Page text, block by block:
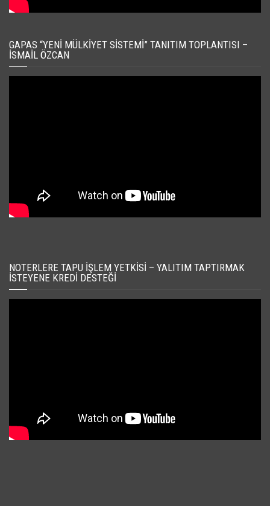
GAPAS “YENI MÜLKIYET SISTEMI” TANITIM TOPLANTISI –
İSMAIL ÖZCAN
NOTERLERE TAPU İŞLEM YETKISI – YALITIM TAPTIRMAK
İSTEYENE KREDI DESTEĞI